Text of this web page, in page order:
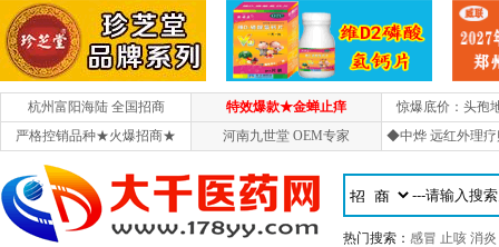
杭州富阳海陆 全国招商 特效爆款★金蝉止痒
惊爆底价：头孢
严格控销品种★火爆招商★
河南九世堂 OEM专家 ◆中烨 远红外理疗
热门搜索： 感冒 止咳 消炎